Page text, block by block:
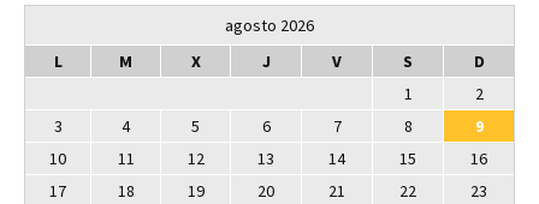
agosto 2026
L
M X J V S
D
1
2
3
4 5 6 7 8
9
10
11 12 13 14 15
16
17
18 19 20 21 22
23